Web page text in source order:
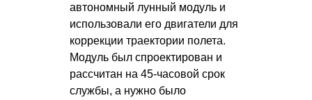
автономный лунный модуль и
использовали его двигатели для
коррекции траектории полета.
Модуль был спроектирован и
рассчитан на 45-часовой срок
службы, а нужно было